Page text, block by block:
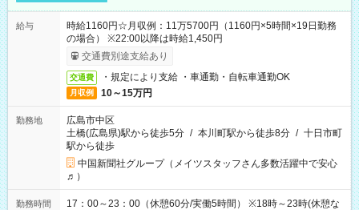
給与
時給1160円☆月収例：11万5700円（1160円×5時間×19日勤務
の場合） ※22:00以降は時給1,450円
交通費別途支給あり
交通費 ・規定により支給 ・車通勤・自転車通勤OK
月収例 10～15万円
勤務地
広島市中区
土橋(広島県)駅から徒歩5分 / 本川町駅から徒歩8分 / 十日市町
駅から徒歩
中国新聞社グループ（メイツスタッフさん多数活躍中で安心
♬）
勤務時間
17：00～23：00（休憩60分/実働5時間） ※18時～23時(休憩な